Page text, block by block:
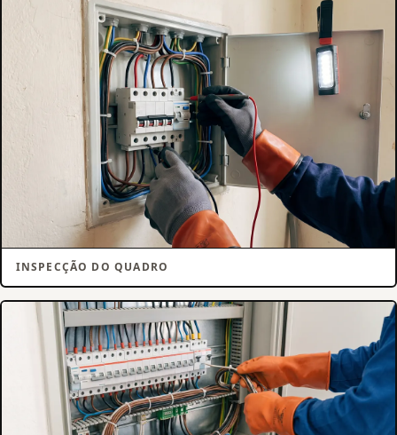
INSPECÇÃO DO QUADRO